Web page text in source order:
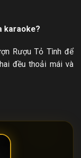
karaoke?
Rượu Tỏ Tình để
đều thoải mái và